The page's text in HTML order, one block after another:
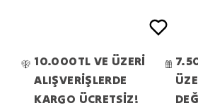
10.000TL VE ÜZERİ
ALIŞVERİŞLERDE
KARGO ÜCRETSİZ!